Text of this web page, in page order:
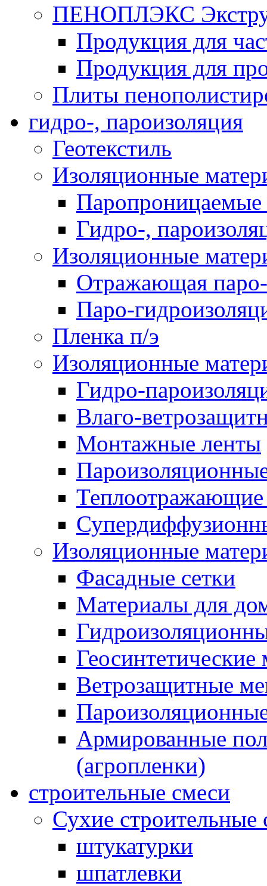
ПЕНОПЛЭКС
Продукция для
Продукция для
Плиты
гидро-, пароизоляция
Геотекстиль
Изоляционные
Гидро-,
Изоляционные
Отражающая
Паро-
Пленка п/э
Изоляционные
Гидро-
Влаго-
Монтажные ленты
Теплоотражающие
Изоляционные
Фасадные сетки
Материалы для
Геосинтетические
Ветрозащитные
Армированные
(агропленки)
строительные смеси
Сухие строительные
штукатурки
шпатлевки